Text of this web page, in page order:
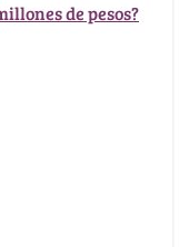
de pesos?